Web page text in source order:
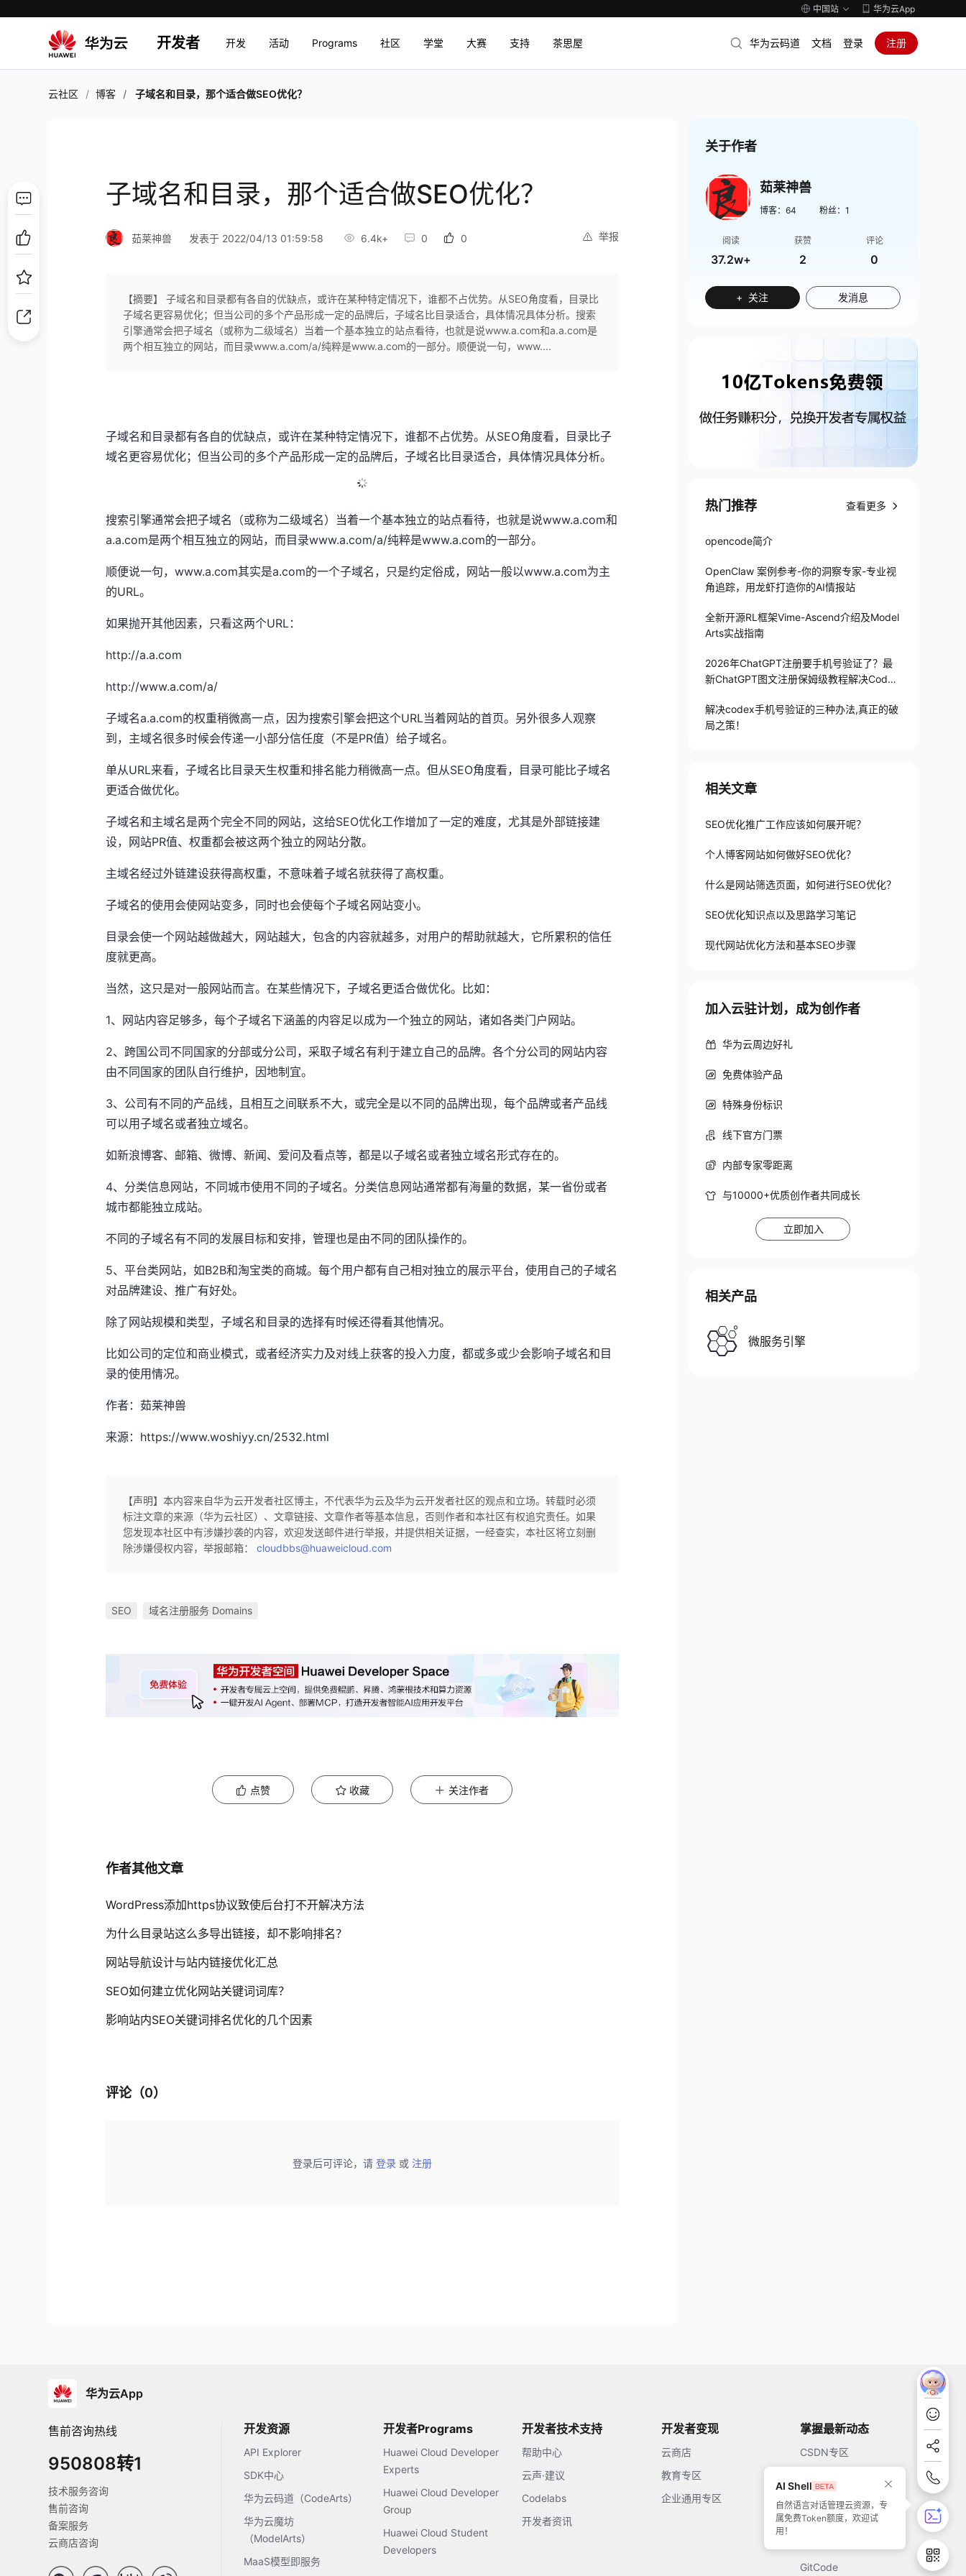
中国站 华为云App
开发者 开发 活动 Programs 社区 学堂 大赛 支持 茶思屋 华为云码道 文档 登录 注册
云社区 博客 子域名和目录，那个适合做SEO优化？
子域名和目录，那个适合做SEO优化？
举报
茹莱神兽 发表于 2022/04/13 01:59:58 6.4k+ 0 0
【摘要】 子域名和目录都有各自的优缺点，或许在某种特定情况下，谁都不占优势。从SEO角度看，目录比
子域名更容易优化；但当公司的多个产品形成一定的品牌后，子域名比目录适合，具体情况具体分析。搜索
引擎通常会把子域名（或称为二级域名）当着一个基本独立的站点看待，也就是说www.a.com和a.a.com是
两个相互独立的网站，而目录www.a.com/a/纯粹是www.a.com的一部分。顺便说一句，www....
子域名和目录都有各自的优缺点，或许在某种特定情况下，谁都不占优势。从SEO角度看，目录比子
域名更容易优化；但当公司的多个产品形成一定的品牌后，子域名比目录适合，具体情况具体分析。
搜索引擎通常会把子域名（或称为二级域名）当着一个基本独立的站点看待，也就是说www.a.com和
a.a.com是两个相互独立的网站，而目录www.a.com/a/纯粹是www.a.com的一部分。
顺便说一句，www.a.com其实是a.com的一个子域名，只是约定俗成，网站一般以www.a.com为主
的URL。
如果抛开其他因素，只看这两个URL：
http://a.a.com
http://www.a.com/a/
子域名a.a.com的权重稍微高一点，因为搜索引擎会把这个URL当着网站的首页。另外很多人观察
到，主域名很多时候会传递一小部分信任度（不是PR值）给子域名。
单从URL来看，子域名比目录天生权重和排名能力稍微高一点。但从SEO角度看，目录可能比子域名
更适合做优化。
子域名和主域名是两个完全不同的网站，这给SEO优化工作增加了一定的难度，尤其是外部链接建
设，网站PR值、权重都会被这两个独立的网站分散。
主域名经过外链建设获得高权重，不意味着子域名就获得了高权重。
子域名的使用会使网站变多，同时也会使每个子域名网站变小。
目录会使一个网站越做越大，网站越大，包含的内容就越多，对用户的帮助就越大，它所累积的信任
度就更高。
当然，这只是对一般网站而言。在某些情况下，子域名更适合做优化。比如：
1、网站内容足够多，每个子域名下涵盖的内容足以成为一个独立的网站，诸如各类门户网站。
2、跨国公司不同国家的分部或分公司，采取子域名有利于建立自己的品牌。各个分公司的网站内容
由不同国家的团队自行维护，因地制宜。
3、公司有不同的产品线，且相互之间联系不大，或完全是以不同的品牌出现，每个品牌或者产品线
可以用子域名或者独立域名。
如新浪博客、邮箱、微博、新闻、爱问及看点等，都是以子域名或者独立域名形式存在的。
4、分类信息网站，不同城市使用不同的子域名。分类信息网站通常都有海量的数据，某一省份或者
城市都能独立成站。
不同的子域名有不同的发展目标和安排，管理也是由不同的团队操作的。
5、平台类网站，如B2B和淘宝类的商城。每个用户都有自己相对独立的展示平台，使用自己的子域名
对品牌建设、推广有好处。
除了网站规模和类型，子域名和目录的选择有时候还得看其他情况。
比如公司的定位和商业模式，或者经济实力及对线上获客的投入力度，都或多或少会影响子域名和目
录的使用情况。
作者：茹莱神兽
来源：https://www.woshiyy.cn/2532.html
【声明】本内容来自华为云开发者社区博主，不代表华为云及华为云开发者社区的观点和立场。转载时必须
标注文章的来源（华为云社区）、文章链接、文章作者等基本信息，否则作者和本社区有权追究责任。如果
您发现本社区中有涉嫌抄袭的内容，欢迎发送邮件进行举报，并提供相关证据，一经查实，本社区将立刻删
除涉嫌侵权内容，举报邮箱：cloudbbs@huaweicloud.com
SEO 域名注册服务 Domains
点赞 收藏 关注作者
作者其他文章
WordPress添加https协议致使后台打不开解决方法
为什么目录站这么多导出链接，却不影响排名？
网站导航设计与站内链接优化汇总
SEO如何建立优化网站关键词词库？
影响站内SEO关键词排名优化的几个因素
评论（0）
登录后可评论，请 登录 或 注册
关于作者
茹莱神兽
博客： 64 粉丝： 1
阅读
37.2w+
获赞
2
评论
0
+ 关注 发消息
热门推荐 查看更多
opencode简介
OpenClaw 案例参考-你的洞察专家-专业视
角追踪，用龙虾打造你的AI情报站
全新开源RL框架Vime-Ascend介绍及Model
Arts实战指南
2026年ChatGPT注册要手机号验证了？最
新ChatGPT图文注册保姆级教程解决Codex
解决codex手机号验证的三种办法,真正的破
局之策！
相关文章
SEO优化推广工作应该如何展开呢？
个人博客网站如何做好SEO优化？
什么是网站筛选页面，如何进行SEO优化？
SEO优化知识点以及思路学习笔记
现代网站优化方法和基本SEO步骤
加入云驻计划，成为创作者
华为云周边好礼
免费体验产品
特殊身份标识
线下官方门票
内部专家零距离
与10000+优质创作者共同成长
立即加入
相关产品
微服务引擎
AI Shell
自然语言对话管理云资源，专
属免费Token额度，欢迎试
用！
华为云App
售前咨询热线
950808转1
技术服务咨询
售前咨询
备案服务
云商店咨询
开发资源
API Explorer
SDK中心
华为云码道（CodeArts）
华为云魔坊
（ModelArts）
MaaS模型即服务
开发者Programs
Huawei Cloud Developer
Experts
Huawei Cloud Developer
Group
Huawei Cloud Student
Developers
开发者技术支持
帮助中心
云声·建议
Codelabs
开发者资讯
开发者变现
云商店
教育专区
企业通用专区
掌握最新动态
CSDN专区
开源中国
51CTO
GitCode